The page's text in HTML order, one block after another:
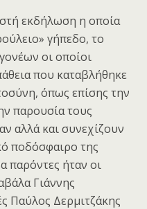
εκδήλωση η οποία
γήπεδο, το
οι οποίοι
που καταβλήθηκε
όπως επίσης την
παρουσία τους
αλλά και συνεχίζουν
ποδόσφαιρο της
παρόντες ήταν οι
Γιάννης
Παύλος Δερμιτζάκης